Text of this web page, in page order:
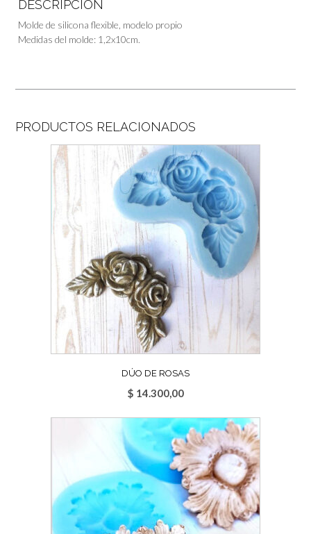
DESCRIPCIÓN
Molde de silicona flexible, modelo propio
Medidas del molde: 1,2x10cm.
PRODUCTOS RELACIONADOS
DÚO DE ROSAS
$ 14.300,00